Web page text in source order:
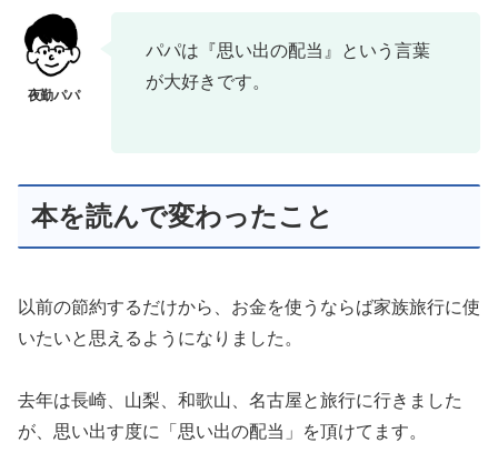
パパは『思い出の配当』という言葉
が大好きです。
本を読んで変わったこと
以前の節約するだけから、お金を使うならば家族旅行に使
いたいと思えるようになりました。
去年は長崎、山梨、和歌山、名古屋と旅行に行きました
が、思い出す度に「思い出の配当」を頂けてます。